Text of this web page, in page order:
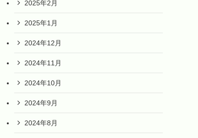
2025年2月
2025年1月
2024年12月
2024年11月
2024年10月
2024年9月
2024年8月